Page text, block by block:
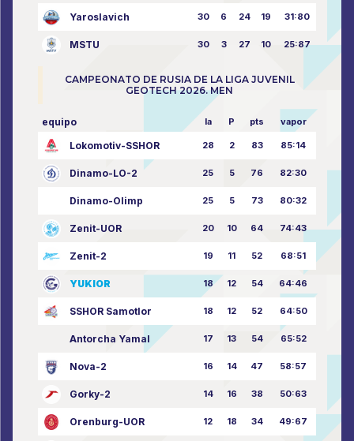
Yaroslavich 30 6 24 19 31:80
MSTU 30 3 27 10 25:87
CAMPEONATO DE RUSIA DE LA LIGA JUVENIL
GEOTECH 2026. MEN
equipo la P pts vapor
Lokomotiv-SSHOR 28 2 83 85:14
Dinamo-LO-2 25 5 76 82:30
Dinamo-Olimp 25 5 73 80:32
Zenit-UOR 20 10 64 74:43
Zenit-2 19 11 52 68:51
YUKIOR 18 12 54 64:46
SSHOR Samotlor 18 12 52 64:50
Antorcha Yamal 17 13 54 65:52
Nova-2 16 14 47 58:57
Gorky-2 14 16 38 50:63
Orenburg-UOR 12 18 34 49:67